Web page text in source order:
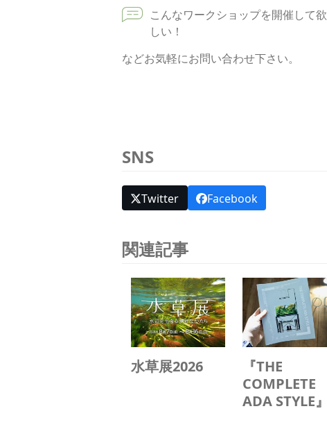
こんなワークショップを開催して欲
しい！
などお気軽にお問い合わせ下さい。
SNS
Twitter Facebook
関連記事
水草展2026
『THE
COMPLETE
ADA STYLE』